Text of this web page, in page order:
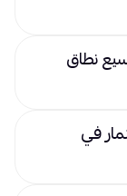
نطاق
في